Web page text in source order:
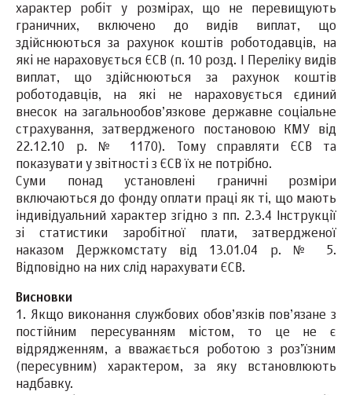
характер робіт у розмірах, що не перевищують
граничних, включено до видів виплат, що
здійснюються за рахунок коштів роботодавців, на
які не нараховується ЄСВ (п. 10 розд. I Переліку видів
виплат, що здійснюються за рахунок коштів
роботодавців, на які не нараховується єдиний
внесок на загальнообов’язкове державне соціальне
страхування, затвердженого постановою КМУ від
22.12.10 р. № 1170). Тому справляти ЄСВ та
показувати у звітності з ЄСВ їх не потрібно.
Суми понад установлені граничні розміри
включаються до фонду оплати праці як ті, що мають
індивідуальний характер згідно з пп. 2.3.4 Інструкції
зі статистики заробітної плати, затвердженої
наказом Держкомстату від 13.01.04 р. № 5.
Відповідно на них слід нарахувати ЄСВ.
Висновки
1. Якщо виконання службових обов’язків пов’язане з
постійним пересуванням містом, то це не є
відрядженням, а вважається роботою з роз’їзним
(пересувним) характером, за яку встановлюють
надбавку.